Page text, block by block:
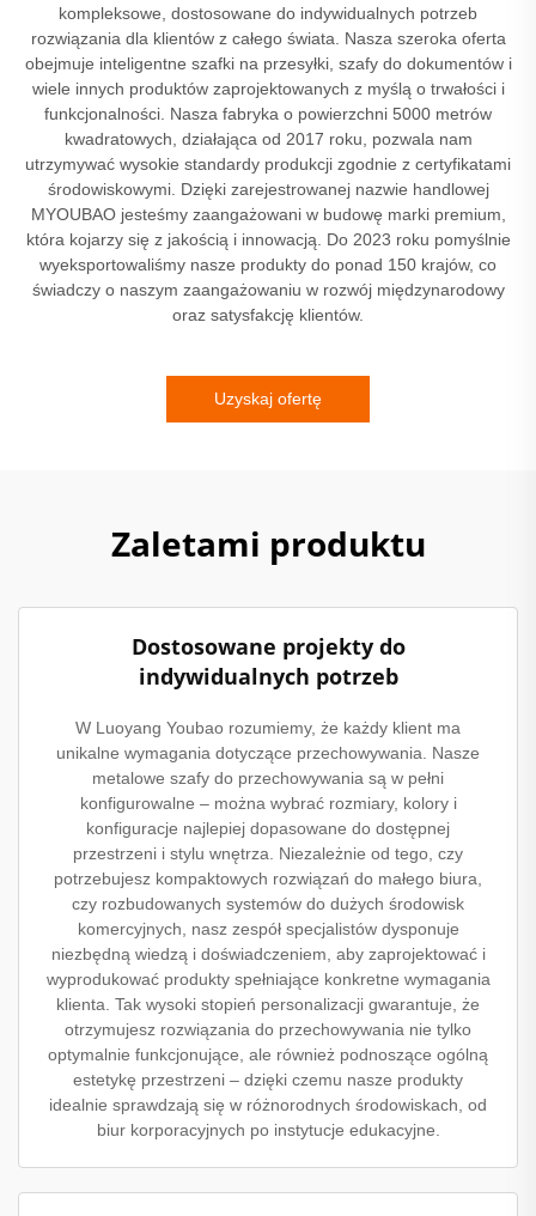
kompleksowe, dostosowane do indywidualnych potrzeb
rozwiązania dla klientów z całego świata. Nasza szeroka oferta
obejmuje inteligentne szafki na przesyłki, szafy do dokumentów i
wiele innych produktów zaprojektowanych z myślą o trwałości i
funkcjonalności. Nasza fabryka o powierzchni 5000 metrów
kwadratowych, działająca od 2017 roku, pozwala nam
utrzymywać wysokie standardy produkcji zgodnie z certyfikatami
środowiskowymi. Dzięki zarejestrowanej nazwie handlowej
MYOUBAO jesteśmy zaangażowani w budowę marki premium,
która kojarzy się z jakością i innowacją. Do 2023 roku pomyślnie
wyeksportowaliśmy nasze produkty do ponad 150 krajów, co
świadczy o naszym zaangażowaniu w rozwój międzynarodowy
oraz satysfakcję klientów.
Uzyskaj ofertę
Zaletami produktu
Dostosowane projekty do
indywidualnych potrzeb
W Luoyang Youbao rozumiemy, że każdy klient ma
unikalne wymagania dotyczące przechowywania. Nasze
metalowe szafy do przechowywania są w pełni
konfigurowalne – można wybrać rozmiary, kolory i
konfiguracje najlepiej dopasowane do dostępnej
przestrzeni i stylu wnętrza. Niezależnie od tego, czy
potrzebujesz kompaktowych rozwiązań do małego biura,
czy rozbudowanych systemów do dużych środowisk
komercyjnych, nasz zespół specjalistów dysponuje
niezbędną wiedzą i doświadczeniem, aby zaprojektować i
wyprodukować produkty spełniające konkretne wymagania
klienta. Tak wysoki stopień personalizacji gwarantuje, że
otrzymujesz rozwiązania do przechowywania nie tylko
optymalnie funkcjonujące, ale również podnoszące ogólną
estetykę przestrzeni – dzięki czemu nasze produkty
idealnie sprawdzają się w różnorodnych środowiskach, od
biur korporacyjnych po instytucje edukacyjne.